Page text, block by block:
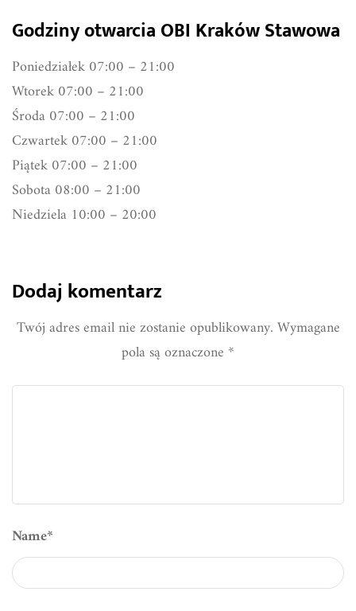
Godziny otwarcia OBI Kraków Stawowa
Poniedziałek 07:00 – 21:00
Wtorek 07:00 – 21:00
Środa 07:00 – 21:00
Czwartek 07:00 – 21:00
Piątek 07:00 – 21:00
Sobota 08:00 – 21:00
Niedziela 10:00 – 20:00
Dodaj komentarz
Twój adres email nie zostanie opublikowany.Wymagane
pola są oznaczone*
Name*